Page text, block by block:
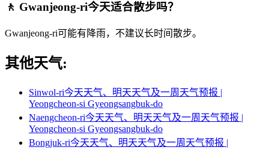
🚶 Gwanjeong-ri今天适合散步吗？
Gwanjeong-ri可能有降雨，不建议长时间散步。
其他天气:
Sinwol-ri今天天气、明天天气及一周天气预报 |
Yeongcheon-si Gyeongsangbuk-do
Naengcheon-ri今天天气、明天天气及一周天气预报 |
Yeongcheon-si Gyeongsangbuk-do
Bongjuk-ri今天天气、明天天气及一周天气预报 |